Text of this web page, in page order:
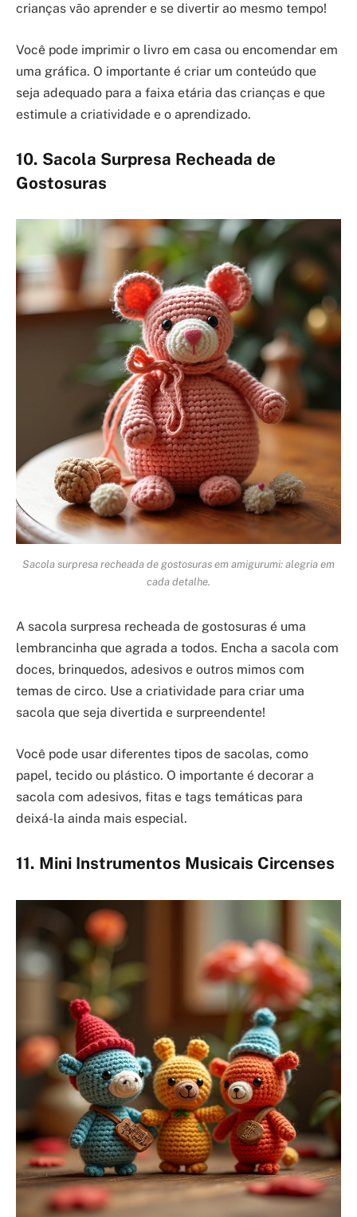
crianças vão aprender e se divertir ao mesmo tempo!
Você pode imprimir o livro em casa ou encomendar em
uma gráfica. O importante é criar um conteúdo que
seja adequado para a faixa etária das crianças e que
estimule a criatividade e o aprendizado.
10. Sacola Surpresa Recheada de
Gostosuras
Sacola surpresa recheada de gostosuras em amigurumi: alegria em
cada detalhe.
A sacola surpresa recheada de gostosuras é uma
lembrancinha que agrada a todos. Encha a sacola com
doces, brinquedos, adesivos e outros mimos com
temas de circo. Use a criatividade para criar uma
sacola que seja divertida e surpreendente!
Você pode usar diferentes tipos de sacolas, como
papel, tecido ou plástico. O importante é decorar a
sacola com adesivos, fitas e tags temáticas para
deixá-la ainda mais especial.
11. Mini Instrumentos Musicais Circenses